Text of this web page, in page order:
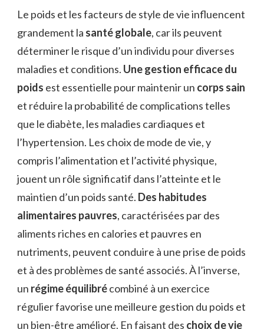
Le poids et les facteurs de style de vie influencent
grandement la santé globale, car ils peuvent
déterminer le risque d’un individu pour diverses
maladies et conditions. Une gestion efficace du
poids est essentielle pour maintenir un corps sain
et réduire la probabilité de complications telles
que le diabète, les maladies cardiaques et
l’hypertension. Les choix de mode de vie, y
compris l’alimentation et l’activité physique,
jouent un rôle significatif dans l’atteinte et le
maintien d’un poids santé. Des habitudes
alimentaires pauvres, caractérisées par des
aliments riches en calories et pauvres en
nutriments, peuvent conduire à une prise de poids
et à des problèmes de santé associés. À l’inverse,
un régime équilibrécombiné à un exercice
régulier favorise une meilleure gestion du poids et
un bien-être amélioré. En faisant des choix de vie